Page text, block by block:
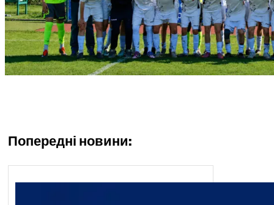
Попередні новини: